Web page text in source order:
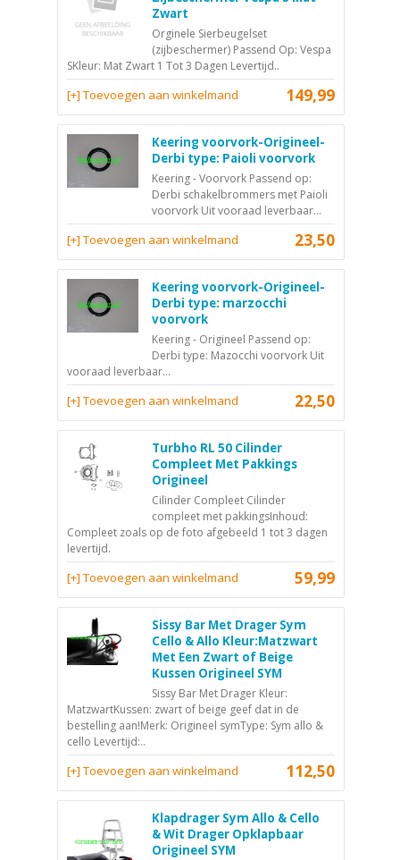
Zwart
Orginele Sierbeugelset
(zijbeschermer) Passend Op: Vespa
SKleur: Mat Zwart 1 Tot 3 Dagen Levertijd..
149,99
[+] Toevoegen aan winkelmand
Keering voorvork-Origineel-
Derbi type: Paioli voorvork
Keering - Voorvork Passend op:
Derbi schakelbrommers met Paioli
voorvork Uit vooraad leverbaar...
23,50
[+] Toevoegen aan winkelmand
Keering voorvork-Origineel-
Derbi type: marzocchi
voorvork
Keering - Origineel Passend op:
Derbi type: Mazocchi voorvork Uit
vooraad leverbaar...
22,50
[+] Toevoegen aan winkelmand
Turbho RL 50 Cilinder
Compleet Met Pakkings
Origineel
Cilinder Compleet Cilinder
compleet met pakkingsInhoud:
Compleet zoals op de foto afgebeeld 1 tot 3 dagen
levertijd.
59,99
[+] Toevoegen aan winkelmand
Sissy Bar Met Drager Sym
Cello & Allo Kleur:Matzwart
Met Een Zwart of Beige
Kussen Origineel SYM
Sissy Bar Met Drager Kleur:
MatzwartKussen: zwart of beige geef dat in de
bestelling aan!Merk: Origineel symType: Sym allo &
cello Levertijd:..
112,50
[+] Toevoegen aan winkelmand
Klapdrager Sym Allo & Cello
& Wit Drager Opklapbaar
Origineel SYM